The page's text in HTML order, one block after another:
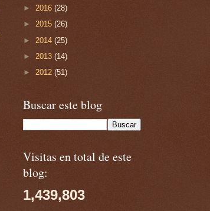
► 2016 (28)
► 2015 (26)
► 2014 (25)
► 2013 (14)
► 2012 (51)
Buscar este blog
Visitas en total de este
blog:
1,439,803